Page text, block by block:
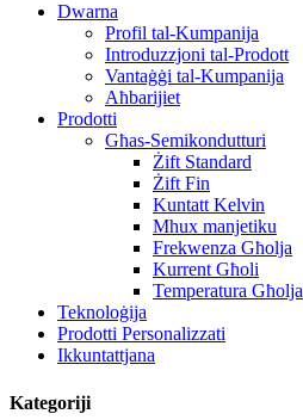
Dwarna
Profil tal-Kumpanija
Introduzzjoni tal-Prodott
Vantaġġi tal-Kumpanija
Aħbarijiet
Prodotti
Għas-Semikondutturi
Żift Standard
Żift Fin
Kuntatt Kelvin
Mhux manjetiku
Frekwenza Għolja
Kurrent Għoli
Temperatura Għolja
Teknoloġija
Prodotti Personalizzati
Ikkuntattjana
Kategoriji